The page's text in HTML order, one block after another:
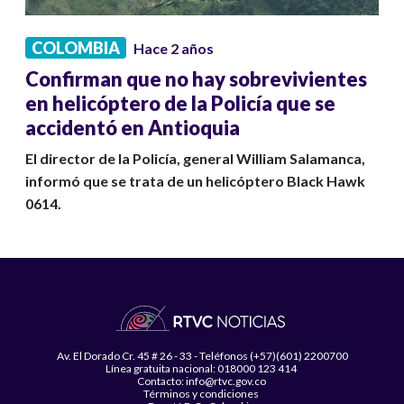
COLOMBIA Hace 2 años
Confirman que no hay sobrevivientes
en helicóptero de la Policía que se
accidentó en Antioquia
El director de la Policía, general William Salamanca,
informó que se trata de un helicóptero Black Hawk
0614.
Av. El Dorado Cr. 45 # 26 - 33 - Teléfonos (+57)(601) 2200700
Línea gratuita nacional: 018000 123 414
Contacto: info@rtvc.gov.co
Términos y condiciones